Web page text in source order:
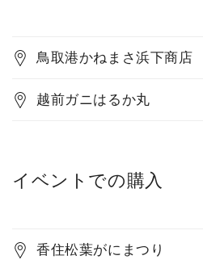
鳥取港かねまさ浜下商店
越前ガニはるか丸
イベントでの購入
香住松葉がにまつり